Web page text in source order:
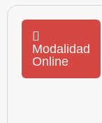
Modalidad
Online